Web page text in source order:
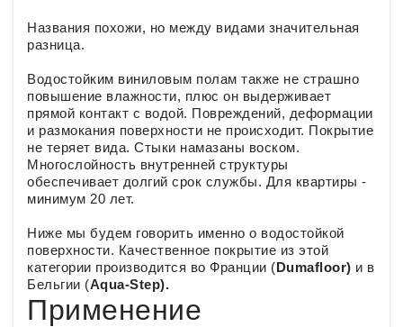
Названия похожи, но между видами значительная
разница.
Водостойким виниловым полам также не страшно
повышение влажности, плюс он выдерживает
прямой контакт с водой. Повреждений, деформации
и размокания поверхности не происходит. Покрытие
не теряет вида. Стыки намазаны воском.
Многослойность внутренней структуры
обеспечивает долгий срок службы. Для квартиры -
минимум 20 лет.
Ниже мы будем говорить именно о водостойкой
поверхности. Качественное покрытие из этой
категории производится во Франции (Dumafloor) и в
Бельгии (Aqua-Step).
Применение